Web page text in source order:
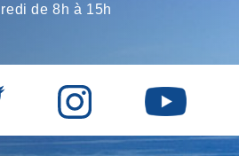
de 8h à 15h